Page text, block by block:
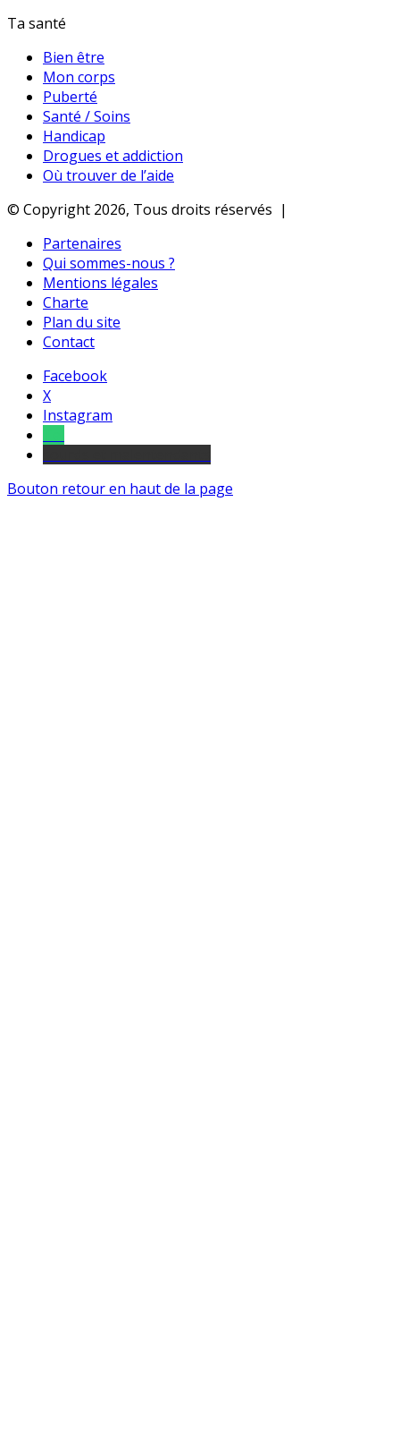
Ta santé
Bien être
Mon corps
Puberté
Santé / Soins
Handicap
Drogues et addiction
Où trouver de l’aide
© Copyright 2026, Tous droits réservés |
Partenaires
Qui sommes-nous ?
Mentions légales
Charte
Plan du site
Contact
Facebook
X
Instagram
Bouton retour en haut de la page